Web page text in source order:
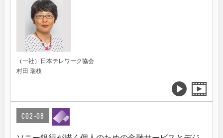
（一社）日本テレワーク協会
村田 瑞枝
C02-08